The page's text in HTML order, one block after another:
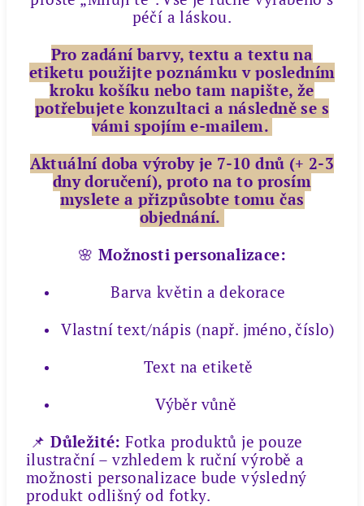
péčí a láskou.
Pro zadání barvy, textu a textu na
etiketu použijte poznámku v posledním
kroku košíku nebo tam napište, že
potřebujete konzultaci a následně se s
vámi spojím e-mailem.
Aktuální doba výroby je 7-10 dnů (+ 2-3
dny doručení), proto na to prosím
myslete a přizpůsobte tomu čas
objednání.
🌸 Možnosti personalizace:
Barva květin a dekorace
Vlastní text/nápis (např. jméno, číslo)
Text na etiketě
Výběr vůně
📌Důležité: Fotka produktů je pouze
ilustrační – vzhledem k ruční výrobě a
možnosti personalizace bude výsledný
produkt odlišný od fotky.